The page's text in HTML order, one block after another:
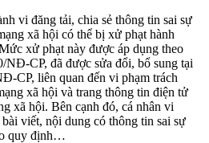
vi đăng tải, chia sẻ thông tin sai sự
xã hội có thể bị xử phạt hành
xử phạt này được áp dụng theo
CP, đã được sửa đổi, bổ sung tại
CP, liên quan đến vi phạm trách
xã hội và trang thông tin điện tử
xã hội. Bên cạnh đó, cá nhân vi
viết, nội dung có thông tin sai sự
quy định…